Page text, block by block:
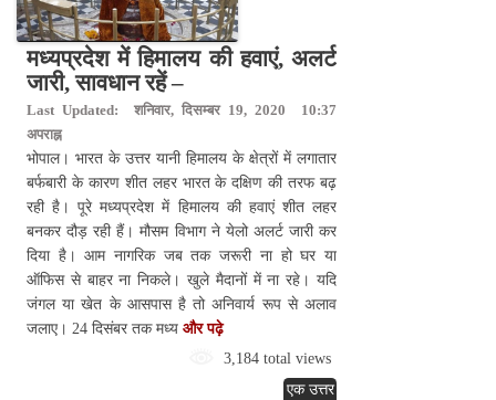
मध्यप्रदेश में हिमालय की हवाएं, अलर्ट
जारी, सावधान रहें –
Last Updated: शनिवार, दिसम्बर 19, 2020 10:37
अपराह्न
भोपाल। भारत के उत्तर यानी हिमालय के क्षेत्रों में लगातार
बर्फबारी के कारण शीत लहर भारत के दक्षिण की तरफ बढ़
रही है। पूरे मध्यप्रदेश में हिमालय की हवाएं शीत लहर
बनकर दौड़ रही हैं। मौसम विभाग ने येलो अलर्ट जारी कर
दिया है। आम नागरिक जब तक जरूरी ना हो घर या
ऑफिस से बाहर ना निकले। खुले मैदानों में ना रहे। यदि
जंगल या खेत के आसपास है तो अनिवार्य रूप से अलाव
जलाए। 24 दिसंबर तक मध्य और पढ़े
3,184 total views
एक उत्तर